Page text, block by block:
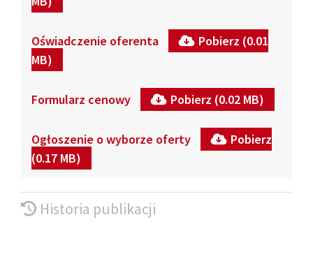
Oświadczenie oferenta
Pobierz (0.01
MB)
Formularz cenowy Pobierz (0.02 MB)
Ogłoszenie o wyborze oferty
Pobierz
(0.17 MB)
Historia publikacji